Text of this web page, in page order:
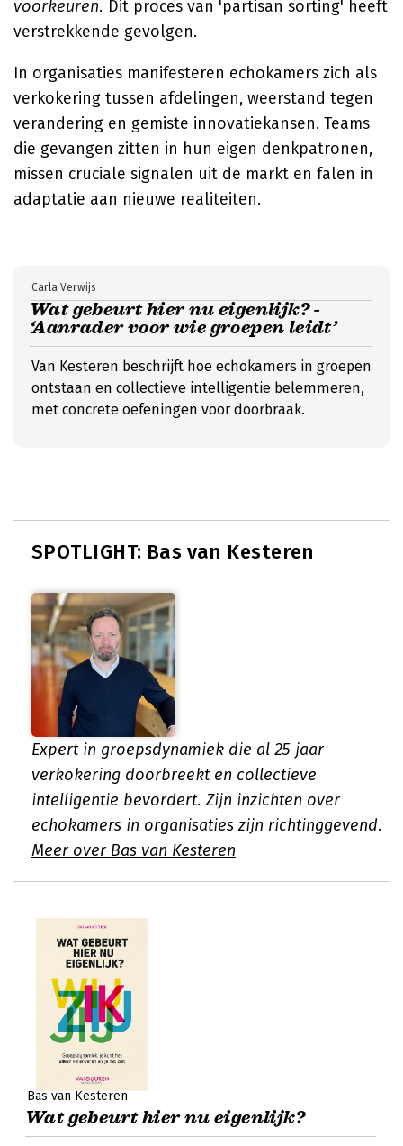
voorkeuren. Dit proces van 'partisan sorting' heeft
verstrekkende gevolgen.
In organisaties manifesteren echokamers zich als
verkokering tussen afdelingen, weerstand tegen
verandering en gemiste innovatiekansen. Teams
die gevangen zitten in hun eigen denkpatronen,
missen cruciale signalen uit de markt en falen in
adaptatie aan nieuwe realiteiten.
Wat gebeurt hier nu eigenlijk? -
‘Aanrader voor wie groepen leidt’
Carla Verwijs
Van Kesteren beschrijft hoe echokamers in groepen
ontstaan en collectieve intelligentie belemmeren,
met concrete oefeningen voor doorbraak.
SPOTLIGHT: Bas van Kesteren
Expert in groepsdynamiek die al 25 jaar
verkokering doorbreekt en collectieve
intelligentie bevordert. Zijn inzichten over
echokamers in organisaties zijn richtinggevend.
Meer over Bas van Kesteren
Bas van Kesteren
Wat gebeurt hier nu eigenlijk?